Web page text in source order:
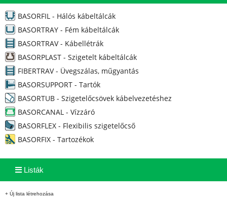
BASORFIL - Hálós kábeltálcák
BASORTRAY - Fém kábeltálcák
BASORTRAV - Kábellétrák
BASORPLAST - Szigetelt kábeltálcák
FIBERTRAV - Üvegszálas, műgyantás
BASORSUPPORT - Tartók
BASORTUB - Szigetelőcsövek kábelvezetéshez
BASORCANAL - Vízzáró
BASORFLEX - Flexibilis szigetelőcső
BASORFIX - Tartozékok
Listák
+ Új lista létrehozása